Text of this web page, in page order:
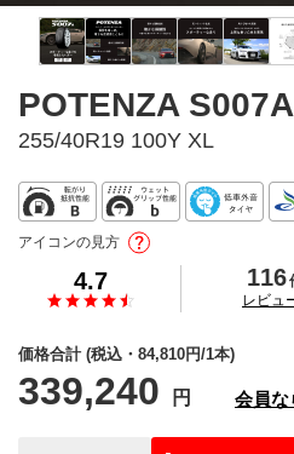
POTENZA S007A
255/40R19 100Y XL
4.7 116
の
レビュ
アイコンの見方
価格合計 (税込・ 84,810円/1本)
339,240 円 会員な